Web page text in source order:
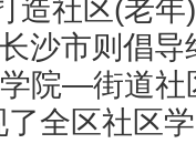
造社区(老
沙市则倡
学院—街道
了全区社区